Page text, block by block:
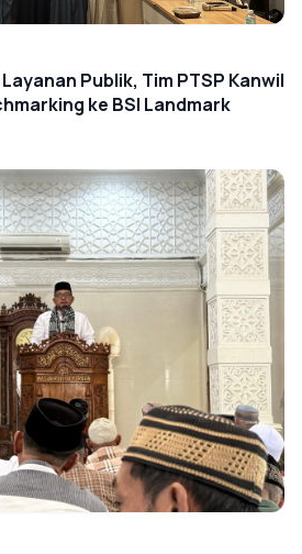
Publik, Tim PTSP Kanwil
ke BSI Landmark